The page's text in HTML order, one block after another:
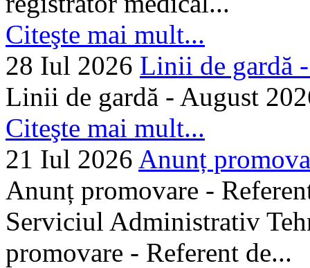
Citeşte mai mult...
28 Iul 2026 Linii de gardă
Linii de gardă - August
Citeşte mai mult...
21 Iul 2026 Anunț
Anunț promovare -
Serviciul Administrativ
promovare - Referent de...